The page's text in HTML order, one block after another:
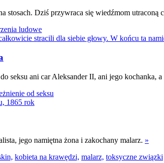
stosach. Dziś przywraca się wiedźmom utraconą
ludowe
seksu ani car Aleksander II, ani jego kochanka,
od seksu
jego namiętna żona i zakochany malarz. »
kobieta na krawędzi, malarz, toksyczne związki